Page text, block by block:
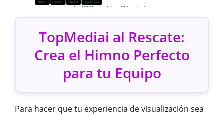
TopMediai al Rescate:
Crea el Himno Perfecto
para tu Equipo
Para hacer que tu experiencia de visualización sea